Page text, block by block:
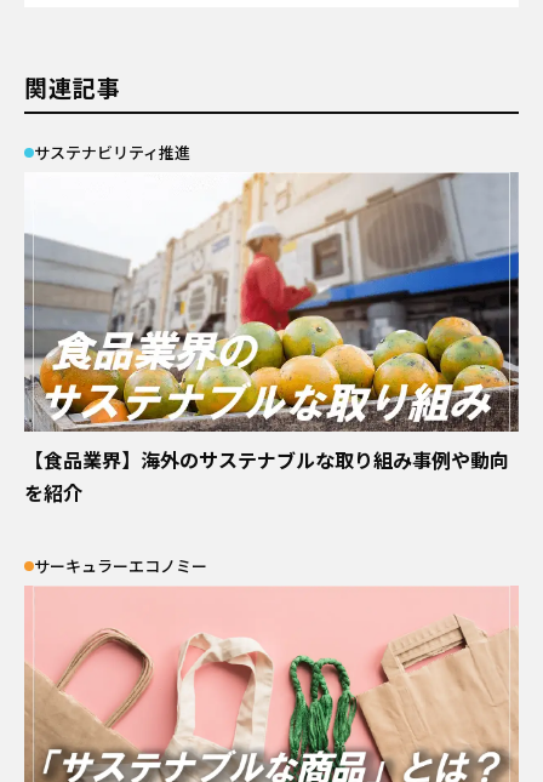
関連サイト
A-MIS
アザス
ACT FOR SKY
するーぷ
グループ会社サイト｜
日揮ホールディングス株式会社
検索する
OFFICIAL SNS
関連記事
サステナビリティ推進
【食品業界】海外のサステナブルな取り組み事例や動向
を紹介
サーキュラーエコノミー